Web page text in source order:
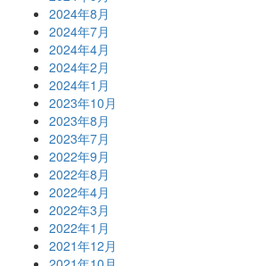
2024年8月
2024年7月
2024年4月
2024年2月
2024年1月
2023年10月
2023年8月
2023年7月
2022年9月
2022年8月
2022年4月
2022年3月
2022年1月
2021年12月